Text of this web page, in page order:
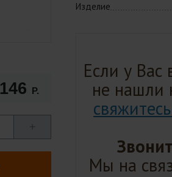
146 Р.
+
Изделие
Если у
не нашли
Мы на